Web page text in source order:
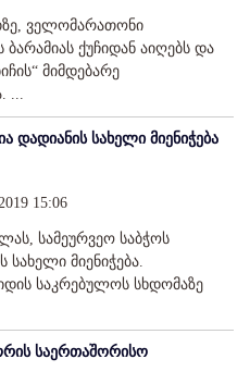
ველომარათონი
ქუჩიდან აიღებს და
მიმდებარე
...
დადიანის სახელი მიენიჭება
15:06
სამეურვეო საბჭოს
სახელი მიენიჭება.
საკრებულოს სხდომაზე
საერთაშორისო